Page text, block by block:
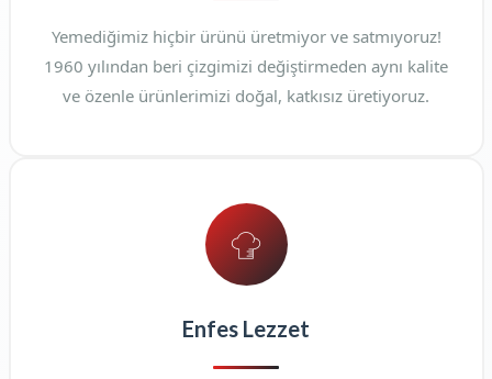
Yemediğimiz hiçbir ürünü üretmiyor ve satmıyoruz!
1960 yılından beri çizgimizi değiştirmeden aynı kalite
ve özenle ürünlerimizi doğal, katkısız üretiyoruz.
Enfes Lezzet